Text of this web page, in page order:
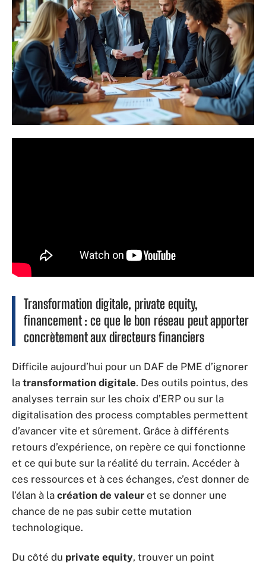
Transformation digitale, private equity,
financement : ce que le bon réseau peut apporter
concrètement aux directeurs financiers
Difficile aujourd’hui pour un DAF de PME d’ignorer
la transformation digitale. Des outils pointus, des
analyses terrain sur les choix d’ERP ou sur la
digitalisation des process comptables permettent
d’avancer vite et sûrement. Grâce à différents
retours d’expérience, on repère ce qui fonctionne
et ce qui bute sur la réalité du terrain. Accéder à
ces ressources et à ces échanges, c’est donner de
l’élan à la création de valeur et se donner une
chance de ne pas subir cette mutation
technologique.
Du côté du private equity, trouver un point